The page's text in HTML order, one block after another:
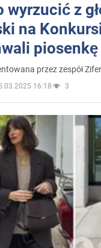
wyrzucić z
na
przez zespół
16:18 3